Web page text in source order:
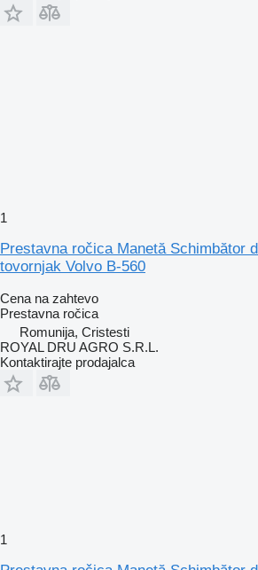
1
Prestavna ročica Manetă Schimbător
tovornjak Volvo B-560
Cena na zahtevo
Prestavna ročica
Romunija, Cristesti
ROYAL DRU AGRO S.R.L.
Kontaktirajte prodajalca
1